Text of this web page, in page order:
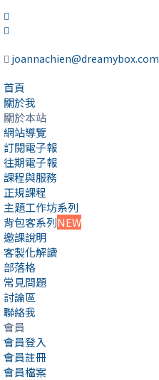
joannachien@dreamybox.com
首頁
關於我
關於本站
網站導覽
訂閱電子報
往期電子報
課程與服務
正規課程
主題工作坊系列
背包客系列NEW
邀課說明
客製化解讀
部落格
常見問題
討論區
聯絡我
會員
會員登入
會員註冊
會員檔案